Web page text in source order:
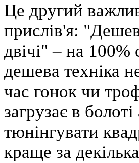
Це другий
прислів'я:
двічі" – на
дешева техніка
час гонок чи
загрузає в
тюнінгувати
краще за